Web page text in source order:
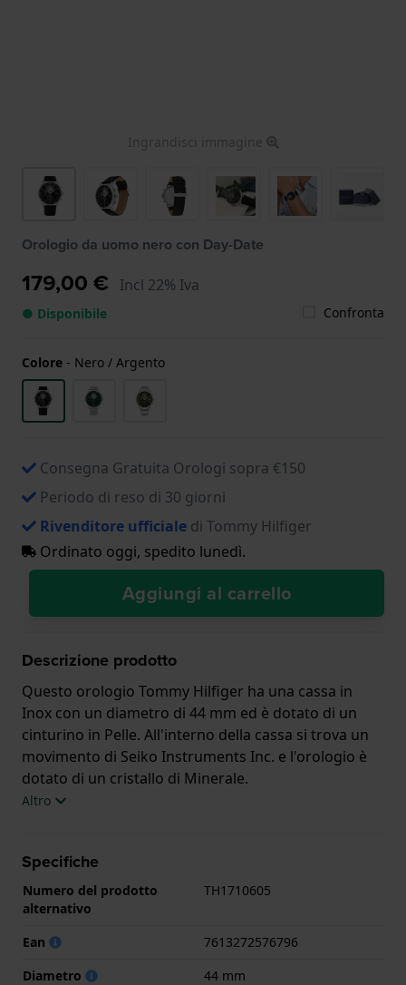
Ingrandisci immagine
Orologio da uomo nero con Day-Date
179,00 € Incl 22% Iva
● Disponibile Confronta
Colore - Nero / Argento
Consegna Gratuita Orologi sopra €150
Periodo di reso di 30 giorni
Rivenditore ufficiale di Tommy Hilfiger
Ordinato oggi, spedito lunedì.
Aggiungi al carrello
Descrizione prodotto
Questo orologio Tommy Hilfiger ha una cassa in
Inox con un diametro di 44 mm ed è dotato di un
cinturino in Pelle. All'interno della cassa si trova un
movimento di Seiko Instruments Inc. e l'orologio è
dotato di un cristallo di Minerale.
fornito con 2 Anni di garanzia.
.
Altro
Specifiche
Numero del prodotto
alternativo
TH1710605
Ean
7613272576796
Diametro
44 mm